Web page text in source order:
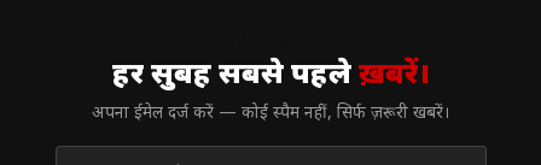
हर सुबह सबसे पहलेख़बरें।
अपना ईमेल दर्ज करें — कोई स्पैम नहीं, सिर्फ ज़रूरी खबरें।